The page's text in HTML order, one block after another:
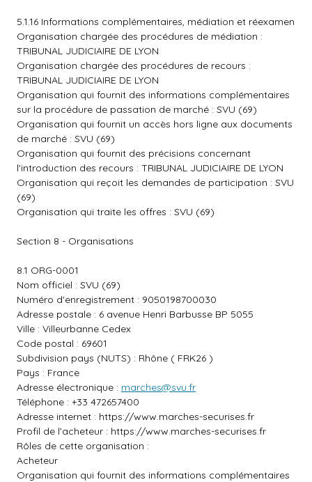
5.1.16 Informations complémentaires, médiation et réexamen
Organisation chargée des procédures de médiation :
TRIBUNAL JUDICIAIRE DE LYON
Organisation chargée des procédures de recours :
TRIBUNAL JUDICIAIRE DE LYON
Organisation qui fournit des informations complémentaires
sur la procédure de passation de marché : SVU (69)
Organisation qui fournit un accès hors ligne aux documents
de marché : SVU (69)
Organisation qui fournit des précisions concernant
l'introduction des recours : TRIBUNAL JUDICIAIRE DE LYON
Organisation qui reçoit les demandes de participation : SVU
(69)
Organisation qui traite les offres : SVU (69)
Section 8 - Organisations
8.1 ORG-0001
Nom officiel : SVU (69)
Numéro d'enregistrement : 9050198700030
Adresse postale : 6 avenue Henri Barbusse BP 5055
Ville : Villeurbanne Cedex
Code postal : 69601
Subdivision pays (NUTS) : Rhône ( FRK26 )
Pays : France
Adresse électronique : marches@svu.fr
Téléphone : +33 472657400
Adresse internet : https://www.marches-securises.fr
Profil de l'acheteur : https://www.marches-securises.fr
Rôles de cette organisation :
Acheteur
Organisation qui fournit des informations complémentaires